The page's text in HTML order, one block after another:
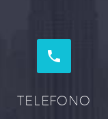


TELEFONO